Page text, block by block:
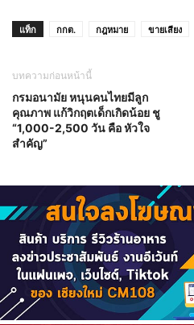
แท็ก กกต. กฎหมาย ขายเสียง
บทความก่อนหน้านี้
กรมอนามัย หนุนคนไทยมีลูก
คุณภาพ แก้วิกฤตเด็กเกิดน้อย ชู
“1,000-2,500 วัน คือ หัวใจ
สำคัญ”